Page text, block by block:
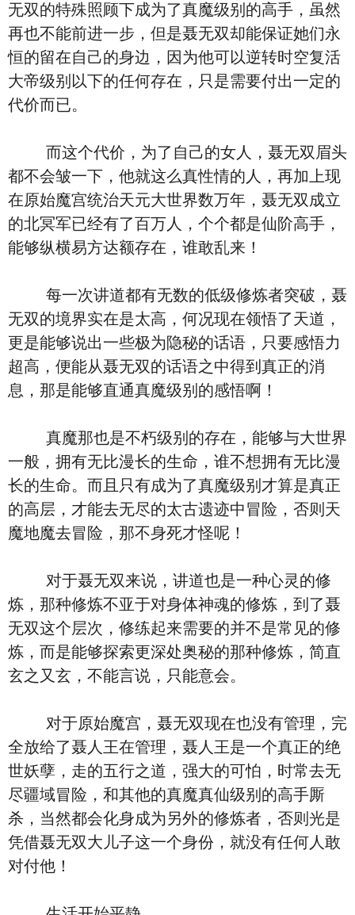
无双的特殊照顾下成为了真魔级别的高手，虽然
再也不能前进一步，但是聂无双却能保证她们永
恒的留在自己的身边，因为他可以逆转时空复活
大帝级别以下的任何存在，只是需要付出一定的
代价而已。
而这个代价，为了自己的女人，聂无双眉头
都不会皱一下，他就这么真性情的人，再加上现
在原始魔宫统治天元大世界数万年，聂无双成立
的北冥军已经有了百万人，个个都是仙阶高手，
能够纵横易方达额存在，谁敢乱来！
每一次讲道都有无数的低级修炼者突破，聂
无双的境界实在是太高，何况现在领悟了天道，
更是能够说出一些极为隐秘的话语，只要感悟力
超高，便能从聂无双的话语之中得到真正的消
息，那是能够直通真魔级别的感悟啊！
真魔那也是不朽级别的存在，能够与大世界
一般，拥有无比漫长的生命，谁不想拥有无比漫
长的生命。而且只有成为了真魔级别才算是真正
的高层，才能去无尽的太古遗迹中冒险，否则天
魔地魔去冒险，那不身死才怪呢！
对于聂无双来说，讲道也是一种心灵的修
炼，那种修炼不亚于对身体神魂的修炼，到了聂
无双这个层次，修练起来需要的并不是常见的修
炼，而是能够探索更深处奥秘的那种修炼，简直
玄之又玄，不能言说，只能意会。
对于原始魔宫，聂无双现在也没有管理，完
全放给了聂人王在管理，聂人王是一个真正的绝
世妖孽，走的五行之道，强大的可怕，时常去无
尽疆域冒险，和其他的真魔真仙级别的高手厮
杀，当然都会化身成为另外的修炼者，否则光是
凭借聂无双大儿子这一个身份，就没有任何人敢
对付他！